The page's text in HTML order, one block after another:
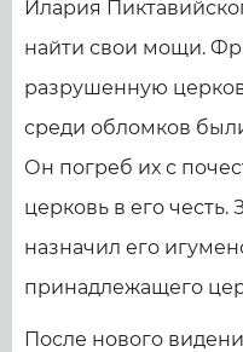
Илария
найти свои мощи.
разрушенную
среди обломков
Он погреб их с
церковь в его честь.
назначил его
принадлежащего
После нового